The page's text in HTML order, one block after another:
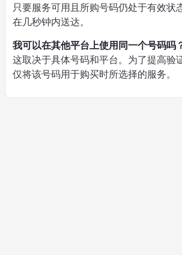
只要服务可用且所购号码仍处于有效状
在几秒钟内送达。
我可以在其他平台上使用同一个号码吗
这取决于具体号码和平台。为了提高验
仅将该号码用于购买时所选择的服务。